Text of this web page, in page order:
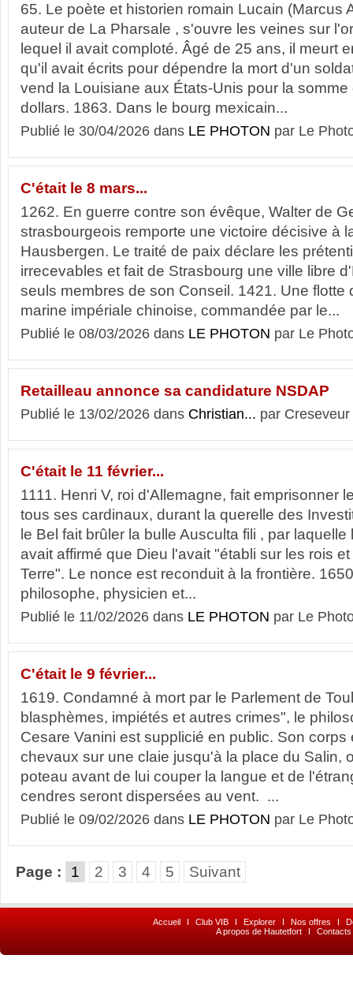
65. Le poète et historien romain Lucain (Marcus
auteur de La Pharsale , s'ouvre les veines sur
lequel il avait comploté. Âgé de 25 ans, il meurt
qu'il avait écrits pour dépendre la mort d'un
vend la Louisiane aux États-Unis pour la
dollars. 1863. Dans le bourg mexicain...
Publié le 30/04/2026 dans LE PHOTON par Le
C'était le 8 mars...
1262. En guerre contre son évêque, Walter de
strasbourgeois remporte une victoire décisive à
Hausbergen. Le traité de paix déclare les
irrecevables et fait de Strasbourg une ville libre
seuls membres de son Conseil. 1421. Une flotte
marine impériale chinoise, commandée par le...
Publié le 08/03/2026 dans LE PHOTON par Le
Retailleau annonce sa candidature NSDAP
Publié le 13/02/2026 dans Christian... par
C'était le 11 février...
1111. Henri V, roi d'Allemagne, fait emprisonner
tous ses cardinaux, durant la querelle des
le Bel fait brûler la bulle Ausculta fili , par
avait affirmé que Dieu l'avait "établi sur les rois
Terre". Le nonce est reconduit à la frontière.
philosophe, physicien et...
Publié le 11/02/2026 dans LE PHOTON par Le
C'était le 9 février...
1619. Condamné à mort par le Parlement de
blasphèmes, impiétés et autres crimes", le
Cesare Vanini est supplicié en public. Son corps
chevaux sur une claie jusqu'à la place du Salin,
poteau avant de lui couper la langue et de
cendres seront dispersées au vent. ...
Publié le 09/02/2026 dans LE PHOTON par Le
Page : 1 2 3 4 5 Suivant
Accueil I Club VIB I Explorer I Nos offres I
A propos de Hautetfort
I Contacts